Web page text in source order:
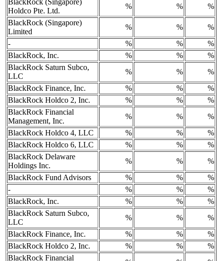
Holdco Pte. Ltd.
% %
%
BlackRock (Singapore)
Limited
% %
%
-
% %
%
BlackRock, Inc.
% %
%
BlackRock Saturn Subco,
LLC
% %
%
BlackRock Finance, Inc.
% %
%
BlackRock Holdco 2, Inc.
% %
%
BlackRock Financial
Management, Inc.
% %
%
BlackRock Holdco 4, LLC
% %
%
BlackRock Holdco 6, LLC
% %
%
BlackRock Delaware
Holdings Inc.
% %
%
BlackRock Fund Advisors
% %
%
-
% %
%
BlackRock, Inc.
% %
%
BlackRock Saturn Subco,
LLC
% %
%
BlackRock Finance, Inc.
% %
%
BlackRock Holdco 2, Inc.
% %
%
BlackRock Financial